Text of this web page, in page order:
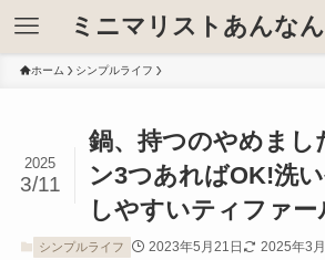
ミニマリストあんな
ホーム シンプルライフ
鍋、持つのやめまし
ン3つあればOK!洗
しやすいティファ
2025
3/11
シンプルライフ 2023年5月21日 2025年3